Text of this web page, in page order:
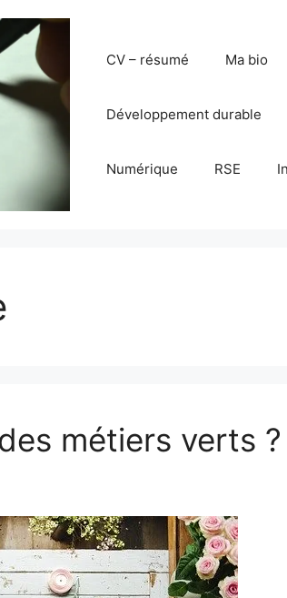
CV – résumé Ma bio
Développement durable
Numérique RSE
métiers verts ?